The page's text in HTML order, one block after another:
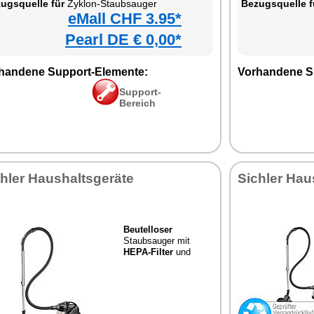
fürZyklon-Staubsauger
eMall CHF 3.95*
Pearl DE € 0,00*
Support-Elemente:
Support-
Bereich
Bezugsquelle
Vorhandene
Haushaltsgeräte
Beutelloser
Staubsauger mit
HEPA-Filter und
Sichler